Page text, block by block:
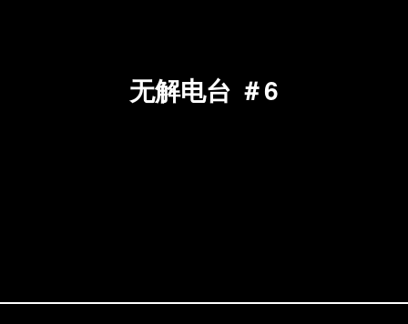
无解电台 ＃6